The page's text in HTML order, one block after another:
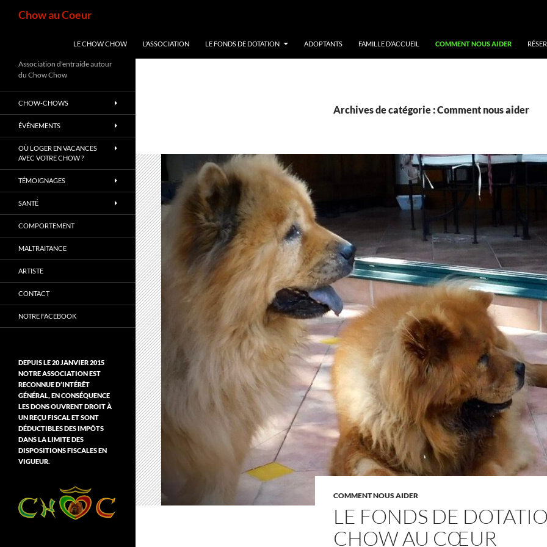
Chow au Coeur
LE CHOW CHOW L’ASSOCIATION LE FONDS DE DOTATION ADOPTANTS FAMILLE D’ACCUEIL COMMENT NOUS AIDER
Archives de catégorie : Comment nous aider
COMMENT NOUS AIDER
LE FONDS DE
CHOW AU CŒUR
Association d'entraide autour
du Chow Chow
CHOW-CHOWS
ÉVÉNEMENTS
OÙ LOGER EN VACANCES
AVEC VOTRE CHOW ?
TÉMOIGNAGES
SANTÉ
COMPORTEMENT
MALTRAITANCE
ARTISTE
CONTACT
NOTRE FACEBOOK
DEPUIS LE 20 JANVIER 2015
NOTRE ASSOCIATION EST
RECONNUE D’INTÉRÊT
GÉNÉRAL, EN CONSÉQUENCE
LES DONS OUVRENT DROIT À
UN REÇU FISCAL ET SONT
DÉDUCTIBLES DES IMPÔTS
DANS LA LIMITE DES
DISPOSITIONS FISCALES EN
VIGUEUR.